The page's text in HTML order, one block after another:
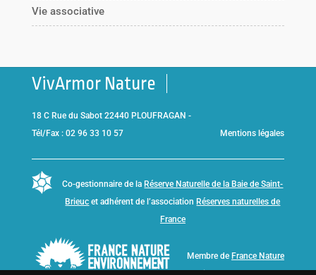
Vie associative
VivArmor Nature
18 C Rue du Sabot 22440 PLOUFRAGAN -
Tél/Fax : 02 96 33 10 57
Mentions légales
Co-gestionnaire de la Réserve Naturelle de la Baie de Saint-
Brieuc et adhérent de l’association Réserves naturelles de
France
Membre de France Nature